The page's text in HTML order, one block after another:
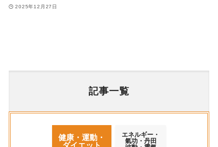
2025年12月27日
記事一覧
健康・運動・
ダイエット
エネルギー・
氣功・丹田